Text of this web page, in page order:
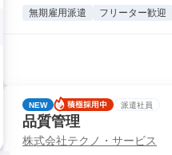
無期雇用派遣 フリーター歓迎
NEW 派遣社員
品質管理
株式会社テクノ・サービス